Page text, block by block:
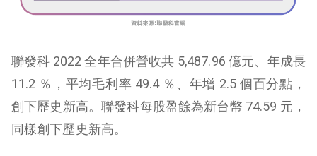
聯發科 2022 全年合併營收共 5,487.96 億元、年成長
11.2 ％，平均毛利率 49.4 ％、年增 2.5 個百分點，
創下歷史新高。聯發科每股盈餘為新台幣 74.59 元，
同樣創下歷史新高。